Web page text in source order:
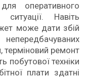
оперативного
Навіть
може дати збій
терміновий ремонт
побутової техніки
плати здатні